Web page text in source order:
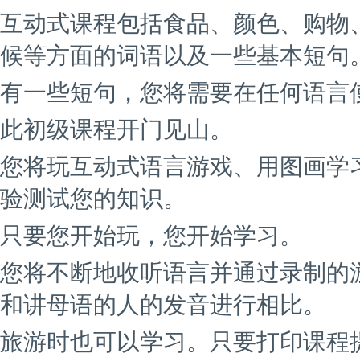
互动式课程包括食品、颜色、购
候等方面的词语以及一些基本短句
有一些短句，您将需要在任何语言
此初级课程开门见山。
您将玩互动式语言游戏、用图画
验测试您的知识。
只要您开始玩，您开始学习。
您将不断地收听语言并通过录制
和讲母语的人的发音进行相比。
旅游时也可以学习。只要打印课